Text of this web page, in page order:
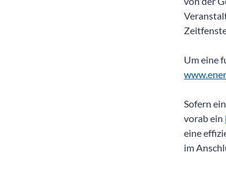
Um eine
Sofern
vorab ein
eine
im